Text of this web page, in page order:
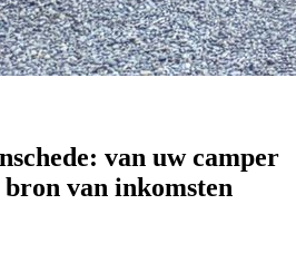
van uw camper
van inkomsten